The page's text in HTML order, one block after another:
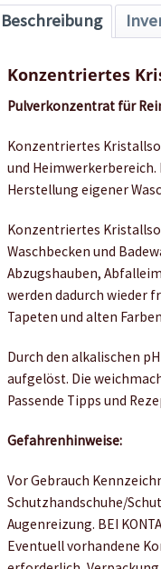
Beschreibung
Konzentriertes
Pulverkonzentrat für
Konzentriertes
und
Herstellung eigener
Konzentriertes
Waschbecken und
Abzugshauben,
werden dadurch wieder
Tapeten und alten
Durch den alkalischen
aufgelöst. Die
Passende Tipps und
Gefahrenhinweise:
Vor Gebrauch
Schutzhandschuhe/
Augenreizung. BEI
Eventuell vorhandene